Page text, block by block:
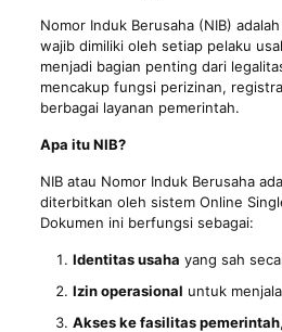
Nomor Induk Berusaha (NIB)
wajib dimiliki oleh setiap pelaku
menjadi bagian penting dari
mencakup fungsi perizinan,
berbagai layanan pemerintah.
Apa itu NIB?
NIBatau Nomor Induk Berusaha
diterbitkan oleh sistem Online
Dokumen ini berfungsi sebagai:
Identitas usaha yang sah
Izin operasional untuk
Akses ke fasilitas pemerintah